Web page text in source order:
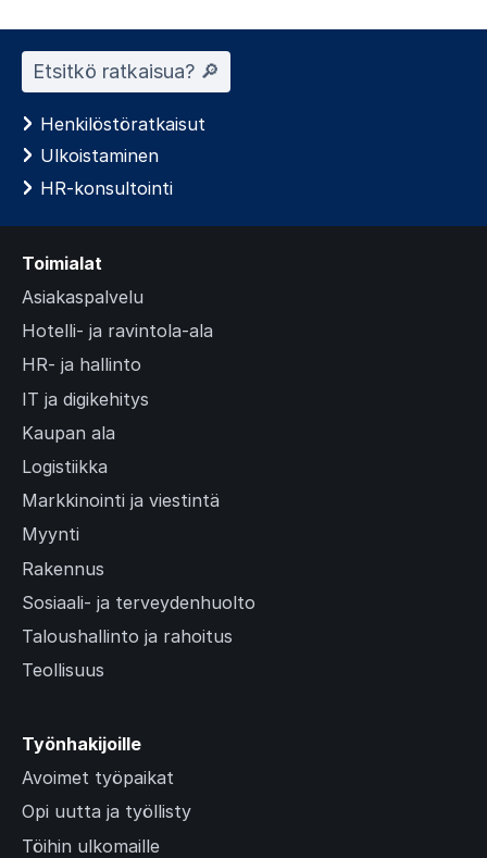
Etsitkö ratkaisua? 🔎︎
Henkilöstöratkaisut
Ulkoistaminen
HR-konsultointi
Toimialat
Asiakaspalvelu
Hotelli- ja ravintola-ala
HR- ja hallinto
IT ja digikehitys
Kaupan ala
Logistiikka
Markkinointi ja viestintä
Myynti
Rakennus
Sosiaali- ja terveydenhuolto
Taloushallinto ja rahoitus
Teollisuus
Työnhakijoille
Avoimet työpaikat
Opi uutta ja työllisty
Töihin ulkomaille